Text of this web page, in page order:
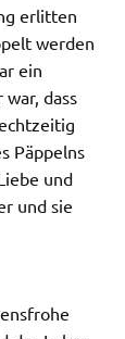
erlitten
werden
ein
dass
Päppelns
und
und sie